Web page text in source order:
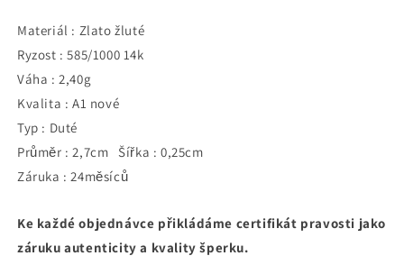
Materiál : Zlato žluté
Ryzost : 585/1000 14k
Váha : 2,40g
Kvalita : A1 nové
Typ : Duté
Průměr : 2,7cm Šířka : 0,25cm
Záruka : 24měsíců
Ke každé objednávce přikládáme certifikát pravosti jako
záruku autenticity a kvality šperku.